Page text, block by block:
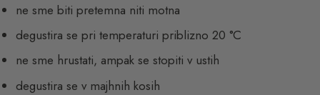
ne sme biti pretemna niti motna
degustira se pri temperaturi priblizno 20 °C
ne sme hrustati, ampak se stopiti v ustih
degustira se v majhnih kosih